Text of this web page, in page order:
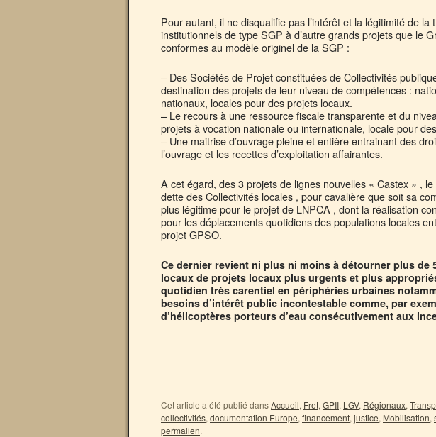
Pour autant, il ne disqualifie pas l’intérêt et la légitimité de
institutionnels de type SGP à d’autre grands projets que le
conformes au modèle originel de la SGP :
– Des Sociétés de Projet constituées de Collectivités
destination des projets de leur niveau de compétences :
nationaux, locales pour des projets locaux.
– Le recours à une ressource fiscale transparente et du
projets à vocation nationale ou internationale, locale pour
– Une maitrise d’ouvrage pleine et entière entrainant des
l’ouvrage et les recettes d’exploitation affairantes.
A cet égard, des 3 projets de lignes nouvelles « Castex » ,
dette des Collectivités locales , pour cavalière que soit sa
plus légitime pour le projet de LNPCA , dont la réalisation
pour les déplacements quotidiens des populations locales
projet GPSO.
Ce dernier revient ni plus ni moins à détourner plus de
locaux de projets locaux plus urgents et plus
quotidien très carentiel en périphéries urbaines
besoins d’intérêt public incontestable comme, par
d’hélicoptères porteurs d’eau consécutivement aux
Cet article a été publié dansAccueil, Fret, GPII, LGV, Régionaux,
collectivités, documentation Europe, financement, justice, Mobilisation,
permalien.